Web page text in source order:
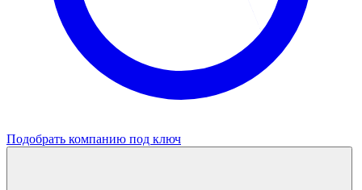
Подобрать компанию под ключ